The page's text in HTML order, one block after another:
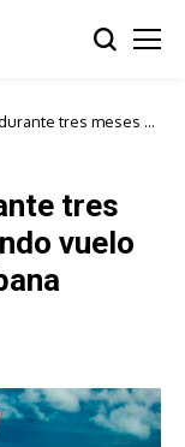
tres meses y
tres
vuelo